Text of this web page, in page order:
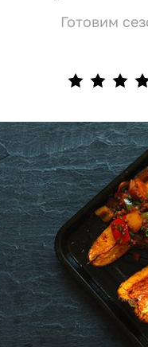
Готовим